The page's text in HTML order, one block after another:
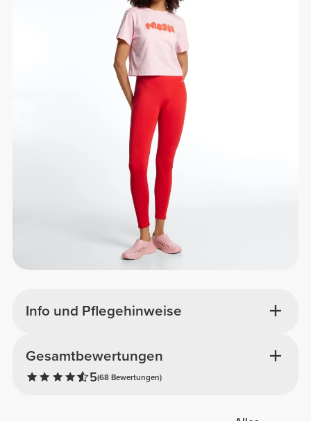
Info und Pflegehinweise
Gesamtbewertungen
5(68 Bewertungen)